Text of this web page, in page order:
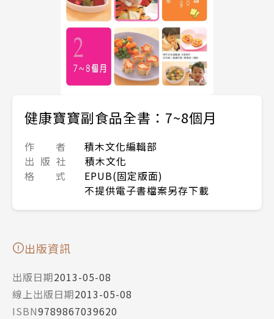
健康寶寶副食品全書：7~8個月
作 者
積木文化編輯部
出 版 社
積木文化
格 式
EPUB(固定版面)
不提供電子書檔案另存下載
出版資訊
出版日期2013-05-08
線上出版日期2013-05-08
ISBN9789867039620